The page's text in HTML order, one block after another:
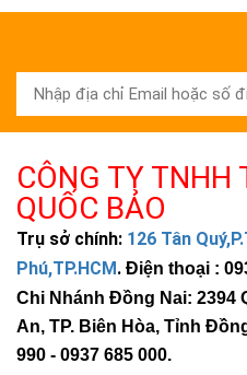
CÔNG TY TNHH
QUỐC BẢO
Trụ sở chính: 126 Tân
Phú,TP.HCM. Điện thoại :
Chi Nhánh Đồng Nai: 2394
An, TP. Biên Hòa, Tỉnh
990 - 0937 685 000.